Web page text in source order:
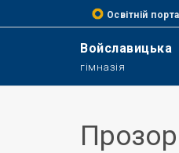
Освітній
Войславицька
гімназія